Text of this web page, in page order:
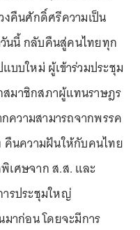
งคืนศักดิ์ศรีความเป็น
นี้ กลับคืนสู่คนไทยทุก
บบใหม่ ผู้เข้าร่วมประชุม
มาชิกสภาผู้แทนราษฎร
ความสามารถจากพรรค
คืนความฝันให้กับคนไทย
เศษจาก ส.ส. และ
รประชุมใหญ่
มาก่อน โดยจะมีการ